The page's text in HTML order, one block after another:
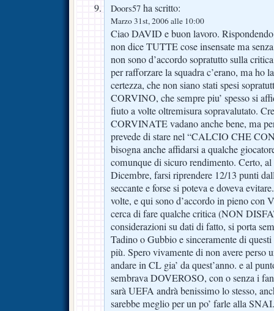
Doors57 ha scritto:
Marzo 31st, 2006 alle 10:00
Ciao DAVID e buon lavoro.
non dice TUTTE cose insensate ma
non sono d’accordo sopratutto sulla
per rafforzare la squadra c’erano, ma ho
certezza, che non siano stati spesi
CORVINO, che sempre piu’ spesso si
fiuto a volte oltremisura sopravalutato.
CORVINATE vadano anche bene, ma
prevede di stare nel “CALCIO CHE
bisogna anche affidarsi a qualche
comunque di sicuro rendimento. Certo,
Dicembre, farsi riprendere 12/13 punti
seccante e forse si poteva e doveva
volte, e qui sono d’accordo in pieno
cerca di fare qualche critica (NON
considerazioni su dati di fatto, si porta
Tadino o Gubbio e sinceramente di questi
più. Spero vivamente di non avere perso
andare in CL gia’ da quest’anno. e al
sembrava DOVEROSO, con o senza i
sarà UEFA andrà benissimo lo stesso,
sarebbe meglio per un po’ farle alla